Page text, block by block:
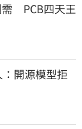
　PCB四天王
開源模型拒